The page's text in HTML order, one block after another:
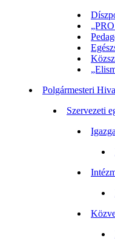
Polgármesteri
Szervezeti